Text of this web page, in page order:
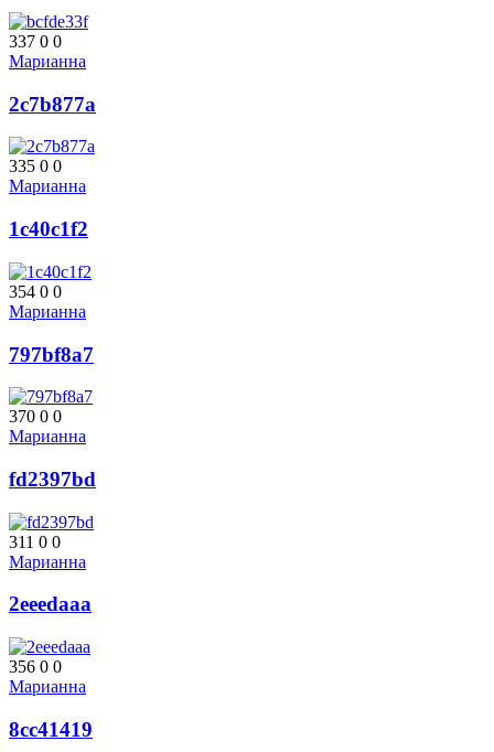
337 0 0
Марианна
2c7b877a
335 0 0
Марианна
1c40c1f2
354 0 0
Марианна
797bf8a7
370 0 0
Марианна
fd2397bd
311 0 0
Марианна
2eeedaaa
356 0 0
Марианна
8cc41419